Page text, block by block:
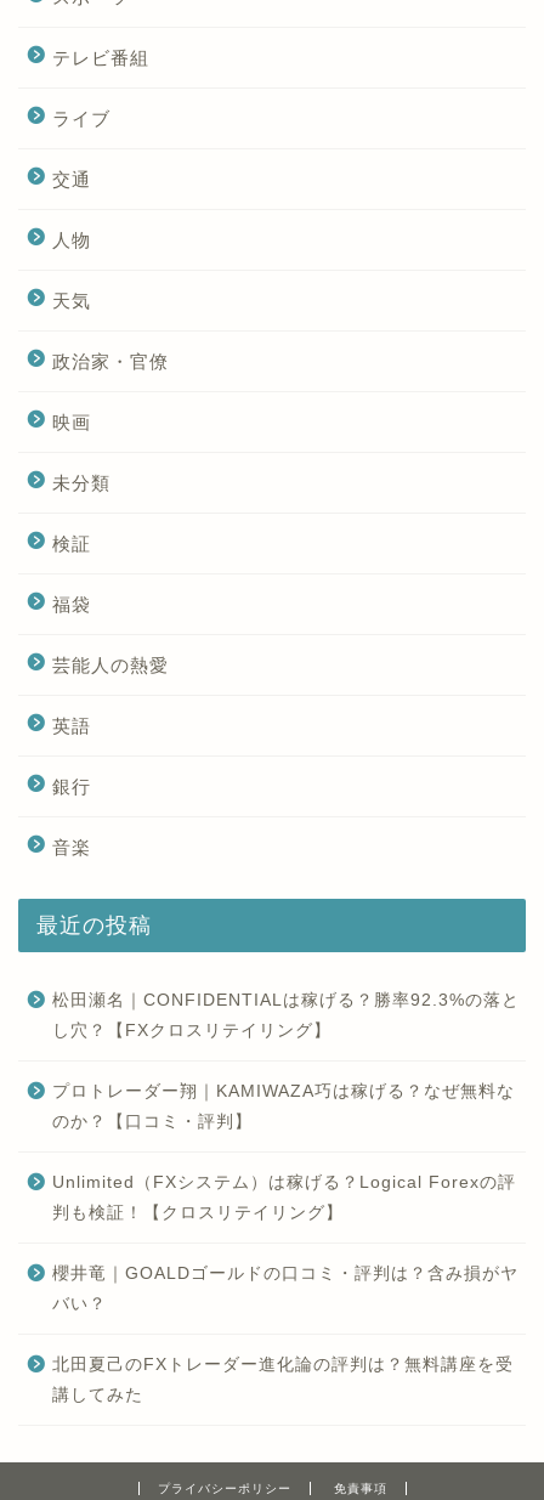
テレビ番組
ライブ
交通
人物
天気
政治家・官僚
映画
未分類
検証
福袋
芸能人の熱愛
英語
銀行
音楽
最近の投稿
松田瀬名｜CONFIDENTIALは稼げる？勝率92.3%の落と
し穴？【FXクロスリテイリング】
プロトレーダー翔｜KAMIWAZA巧は稼げる？なぜ無料な
のか？【口コミ・評判】
Unlimited（FXシステム）は稼げる？Logical Forexの評
判も検証！【クロスリテイリング】
櫻井竜｜GOALDゴールドの口コミ・評判は？含み損がヤ
バい？
北田夏己のFXトレーダー進化論の評判は？無料講座を受
講してみた
プライバシーポリシー 免責事項